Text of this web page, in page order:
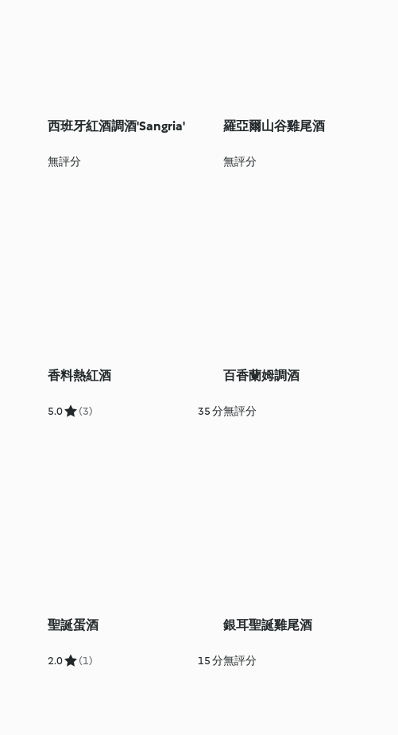
西班牙紅酒調酒'Sangria'
無評分
羅亞爾山谷雞尾酒
無評分
香料熱紅酒
5.0 (3) 35 分
百香蘭姆調酒
無評分
聖誕蛋酒
2.0 (1) 15 分
銀耳聖誕雞尾酒
無評分